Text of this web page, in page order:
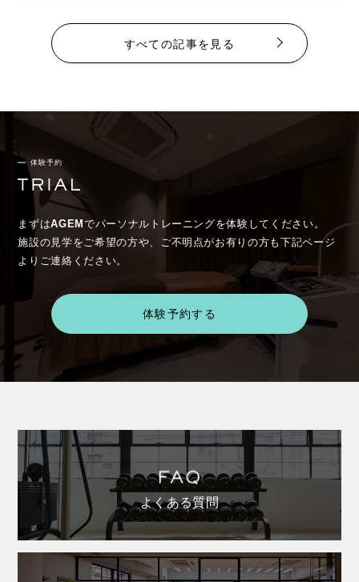
すべての記事を見る
体験予約
まずはAGEM でパーソナルトレーニングを体験してください。
施設の見学をご希望の方や、ご不明点がお有りの方も下記ページ
よりご連絡ください。
体験予約する
よくある質問